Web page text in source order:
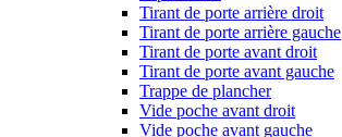
Tirant de porte arrière droit
Tirant de porte arrière gauche
Tirant de porte avant droit
Tirant de porte avant gauche
Trappe de plancher
Vide poche avant droit
Vide poche avant gauche